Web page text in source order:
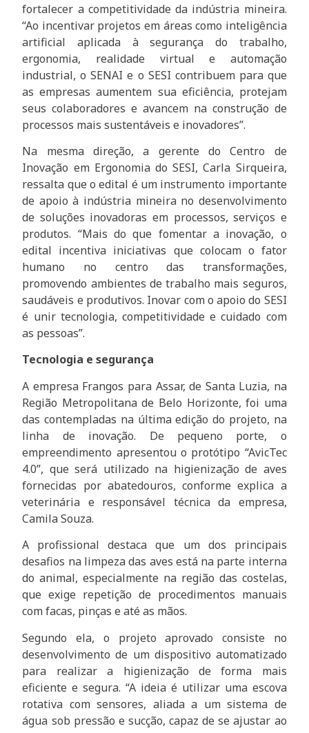
fortalecer a competitividade da indústria mineira.
“Ao incentivar projetos em áreas como inteligência
artificial aplicada à segurança do trabalho,
ergonomia, realidade virtual e automação
industrial, o SENAI e o SESI contribuem para que
as empresas aumentem sua eficiência, protejam
seus colaboradores e avancem na construção de
processos mais sustentáveis e inovadores”.
Na mesma direção, a gerente do Centro de
Inovação em Ergonomia do SESI, Carla Sirqueira,
ressalta que o edital é um instrumento importante
de apoio à indústria mineira no desenvolvimento
de soluções inovadoras em processos, serviços e
produtos. “Mais do que fomentar a inovação, o
edital incentiva iniciativas que colocam o fator
humano no centro das transformações,
promovendo ambientes de trabalho mais seguros,
saudáveis e produtivos. Inovar com o apoio do SESI
é unir tecnologia, competitividade e cuidado com
as pessoas”.
Tecnologia e segurança
A empresa Frangos para Assar, de Santa Luzia, na
Região Metropolitana de Belo Horizonte, foi uma
das contempladas na última edição do projeto, na
linha de inovação. De pequeno porte, o
empreendimento apresentou o protótipo “AvicTec
4.0”, que será utilizado na higienização de aves
fornecidas por abatedouros, conforme explica a
veterinária e responsável técnica da empresa,
Camila Souza.
A profissional destaca que um dos principais
desafios na limpeza das aves está na parte interna
do animal, especialmente na região das costelas,
que exige repetição de procedimentos manuais
com facas, pinças e até as mãos.
Segundo ela, o projeto aprovado consiste no
desenvolvimento de um dispositivo automatizado
para realizar a higienização de forma mais
eficiente e segura. “A ideia é utilizar uma escova
rotativa com sensores, aliada a um sistema de
água sob pressão e sucção, capaz de se ajustar ao